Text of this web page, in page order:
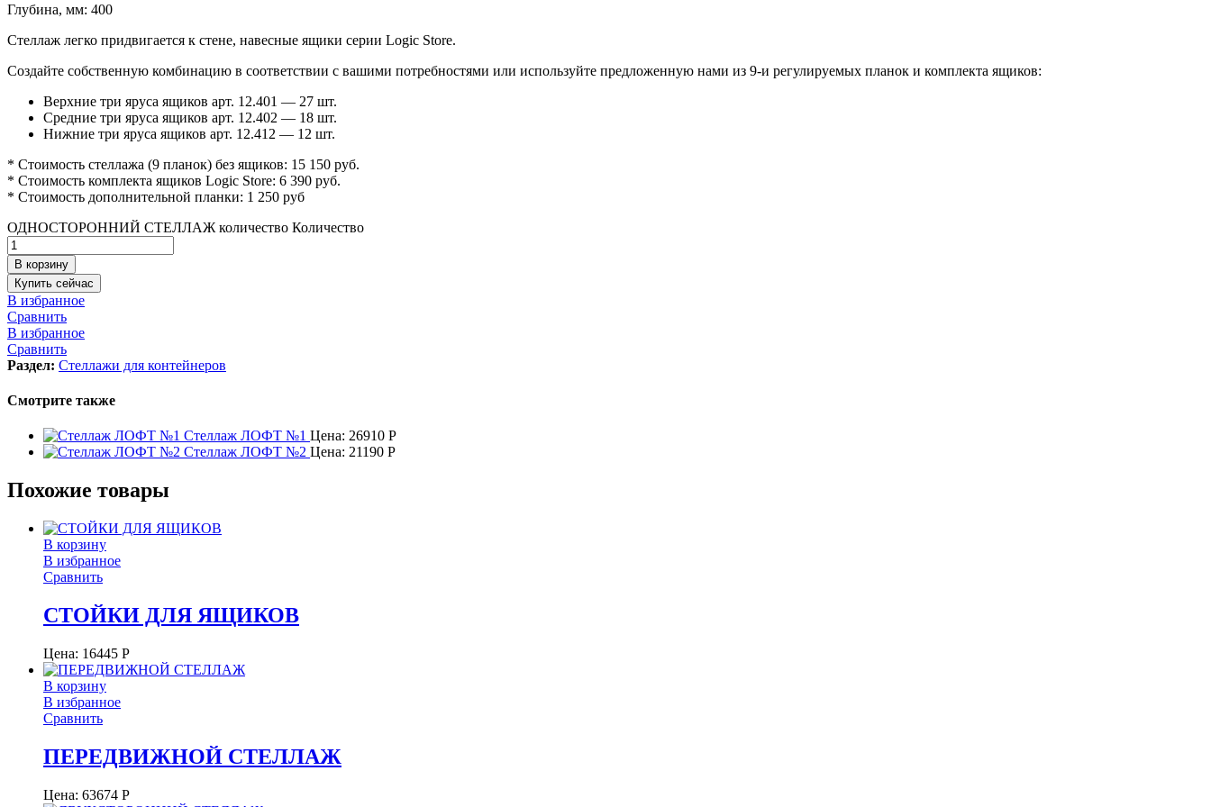
Глубина, мм: 400
Стеллаж легко придвигается к стене, навесные ящики серии Logic Store.
Создайте собственную комбинацию в соответствии с вашими потребностями или используйте предложенную нами из 9-и регулируемых планок и комплекта ящиков:
Верхние три яруса ящиков арт. 12.401 — 27 шт.
Средние три яруса ящиков арт. 12.402 — 18 шт.
Нижние три яруса ящиков арт. 12.412 — 12 шт.
* Стоимость стеллажа (9 планок) без ящиков: 15 150 руб.
* Стоимость комплекта ящиков Logic Store: 6 390 руб.
* Стоимость дополнительной планки: 1 250 руб
ОДНОСТОРОННИЙ СТЕЛЛАЖ количество Количество
В корзину
Купить сейчас
В избранное
Сравнить
В избранное
Сравнить
Раздел: Стеллажи для контейнеров
Смотрите также
Стеллаж ЛОФТ №1 Цена: 26910 Р
Стеллаж ЛОФТ №2 Цена: 21190 Р
Похожие товары
В корзину
В избранное
Сравнить
СТОЙКИ ДЛЯ ЯЩИКОВ
Цена: 16445 Р
В корзину
В избранное
Сравнить
ПЕРЕДВИЖНОЙ СТЕЛЛАЖ
Цена: 63674 Р